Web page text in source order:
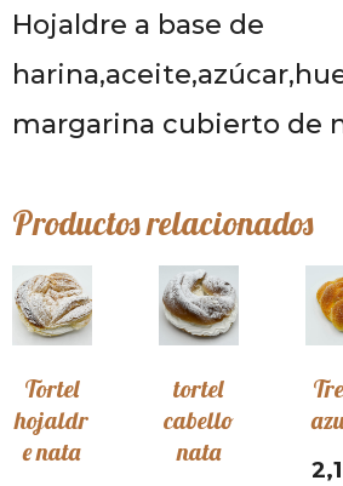
Hojaldre a base de
margarina cubierto de
Productos relacionados
Tortel
hojaldr
e nata
tortel
cabello
nata